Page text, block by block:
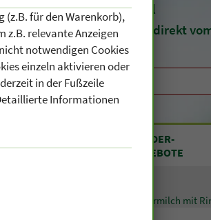
Seit 1903Naturheilmittel
undKosmetik direkt
VON A BIS Z
SONDER-
ANGEBOTE
Körpermilch mit
(z.B. für den Warenkorb),
z.B. relevante Anzeigen
notwendigen Cookies
einzeln aktivieren oder
in der Fußzeile
Informationen